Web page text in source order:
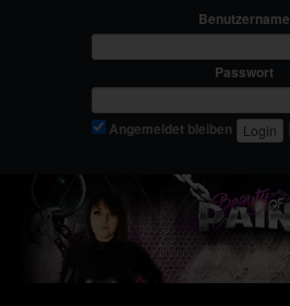
Benutzername
Passwort
Angemeldet bleiben